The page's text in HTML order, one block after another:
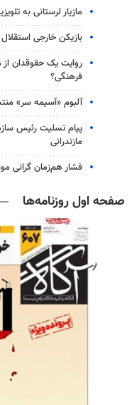
مازیار لرستانی به
بازیکن خارجی
روایت یک حقوقدان از
فرهنگی؟
آلبوم «آسیمه سر»
پیام تسلیت رئیس
مازندرانی
فشار هم‌زمان گرانی
صفحه اول روزنامه‌ها